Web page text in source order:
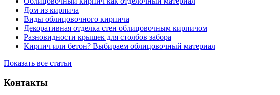
Дом из кирпича
Виды облицовочного кирпича
Декоративная отделка стен облицовочным кирпичом
Разновидности крышек для столбов забора
Кирпич или бетон? Выбираем облицовочный материал
Показать все статьи
Контакты